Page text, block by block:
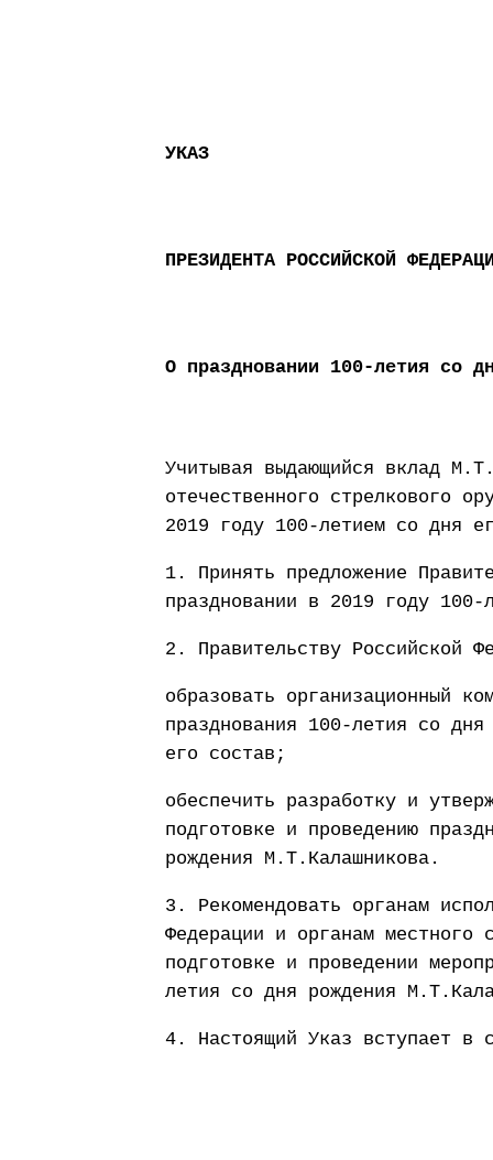
УКАЗ
ПРЕЗИДЕНТА РОССИЙСКОЙ
О праздновании 100-летия со
Учитывая выдающийся вклад
отечественного стрелкового
2019 году 100-летием со дня
1. Принять предложение
праздновании в 2019 году
2. Правительству Российской
образовать организационный
празднования 100-летия со
его состав;
обеспечить разработку и
подготовке и проведению
рождения М.Т.Калашникова.
3. Рекомендовать органам
Федерации и органам местного
подготовке и проведении
летия со дня рождения
4. Настоящий Указ вступает в